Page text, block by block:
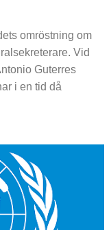
omröstning om
Vid
Guterres
i en tid då